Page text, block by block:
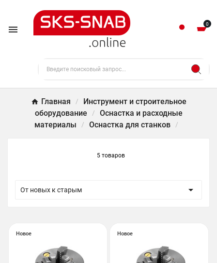
 0
Главная
Инструмент и строительное
оборудование
Оснастка и расходные
материалы
Оснастка для станков
5 товаров
От новых к старым 
Новое Новое